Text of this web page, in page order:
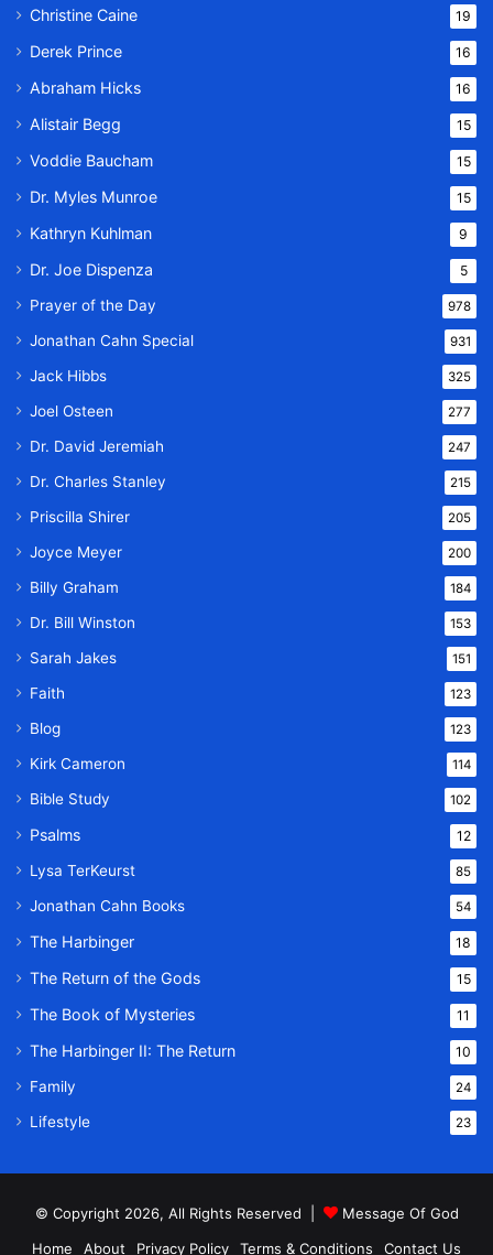
Christine Caine 19
Derek Prince 16
Abraham Hicks 16
Alistair Begg 15
Voddie Baucham 15
Dr. Myles Munroe 15
Kathryn Kuhlman 9
Dr. Joe Dispenza 5
Prayer of the Day 978
Jonathan Cahn Special 931
Jack Hibbs 325
Joel Osteen 277
Dr. David Jeremiah 247
Dr. Charles Stanley 215
Priscilla Shirer 205
Joyce Meyer 200
Billy Graham 184
Dr. Bill Winston 153
Sarah Jakes 151
Faith 123
Blog 123
Kirk Cameron 114
Bible Study 102
Psalms 12
Lysa TerKeurst 85
Jonathan Cahn Books 54
The Harbinger 18
The Return of the Gods 15
The Book of Mysteries 11
The Harbinger II: The Return 10
Family 24
Lifestyle 23
© Copyright 2026, All Rights Reserved |
Message Of God
Home
About Privacy Policy Terms & Conditions Contact Us